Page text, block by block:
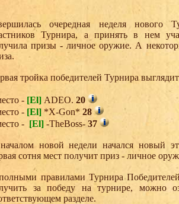
очередная неделя нового
Турнира, а принять в нем
призы - личное оружие. А
тройка победителей Турнира
- [El] ADEO. 20
- [El] *X-Gon* 28
- [El] -TheBoss- 37
новой недели начался новый
сотня мест получит приз - личное
правилами Турнира
за победу на турнире, можно
разделе.